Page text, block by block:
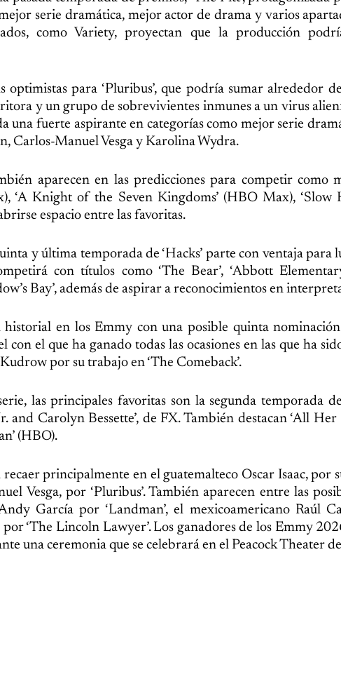
serie dramática, mejor actor de drama y varios
como Variety, proyectan que la producción
optimistas para ‘Pluribus’, que podría sumar alrededor
y un grupo de sobrevivientes inmunes a un virus
una fuerte aspirante en categorías como mejor serie
Carlos-Manuel Vesga y Karolina Wydra.
aparecen en las predicciones para competir como
‘A Knight of the Seven Kingdoms’ (HBO Max), ‘Slow
espacio entre las favoritas.
y última temporada de ‘Hacks’ parte con ventaja
con títulos como ‘The Bear’, ‘Abbott
Bay’, además de aspirar a reconocimientos en
historial en los Emmy con una posible quinta
con el que ha ganado todas las ocasiones en las que ha
por su trabajo en ‘The Comeback’.
las principales favoritas son la segunda temporada
and Carolyn Bessette’, de FX. También destacan ‘All Her
(HBO).
principalmente en el guatemalteco Oscar Isaac, por
Vesga, por ‘Pluribus’. También aparecen entre las
García por ‘Landman’, el mexicoamericano Raúl
‘The Lincoln Lawyer’. Los ganadores de los Emmy
una ceremonia que se celebrará en el Peacock Theater